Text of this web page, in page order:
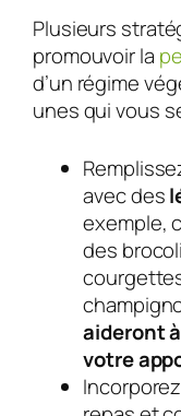
Plusieurs
promouvoir la
d’un régime
unes qui vous
avec des
exemple,
des
aideront
votre